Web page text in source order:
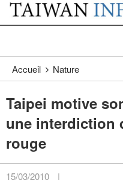
Passer au contenu principal
:::
Accueil Nature
Taipei motive
une interdiction
rouge
15/03/2010 |